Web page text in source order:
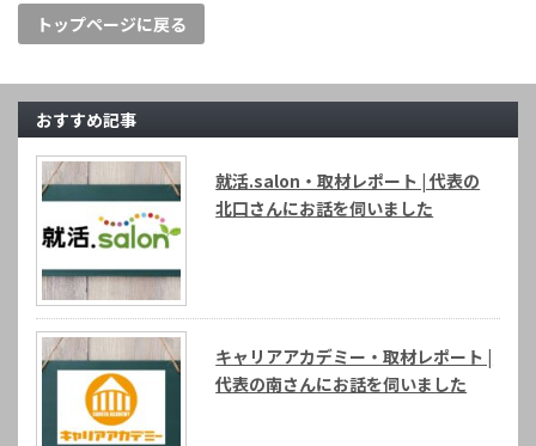
トップページに戻る
おすすめ記事
就活.salon・取材レポート | 代表の
北口さんにお話を伺いました
キャリアアカデミー・取材レポート |
代表の南さんにお話を伺いました